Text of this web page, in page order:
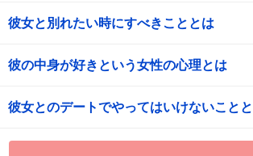
彼女と別れたい時にすべきこととは
彼の中身が好きという女性の心理とは
彼女とのデートでやってはいけないこと